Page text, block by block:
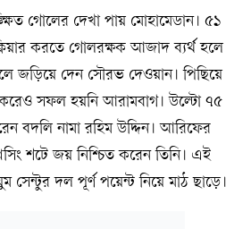
গোলের দেখা পায় মোহামেডান। ৫১
করতে গোলরক্ষক আজাদ ব্যর্থ হলে
জড়িয়ে দেন সৌরভ দেওয়ান। পিছিয়ে
করেও সফল হয়নি আরামবাগ। উল্টো ৭৫
বদলি নামা রহিম উদ্দিন। আরিফের
শটে জয় নিশ্চিত করেন তিনি। এই
দল পূর্ণ পয়েন্ট নিয়ে মাঠ ছাড়ে।